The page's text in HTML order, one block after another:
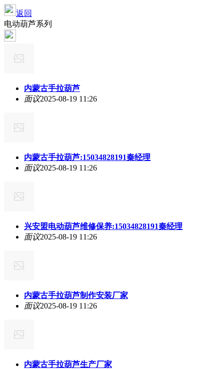
返回
电动葫芦系列
内蒙古手拉葫芦
面议2025-08-19 11:26
内蒙古手拉葫芦:15034828191秦经理
面议2025-08-19 11:26
兴安盟电动葫芦维修保养:15034828191秦经理
面议2025-08-19 11:26
内蒙古手拉葫芦制作安装厂家
面议2025-08-19 11:26
内蒙古手拉葫芦生产厂家